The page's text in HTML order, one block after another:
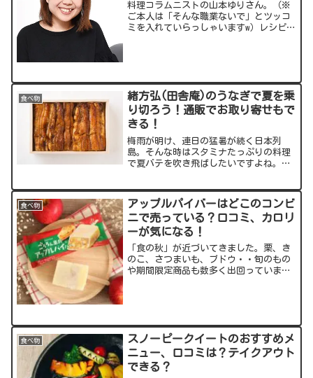
料理コラムニストの山本ゆりさん。（※
ご本人は「そんな職業ないで」とツッコ
ミを入れていらっしゃいますw）レシピを
食べ物
緒方弘(田舎庵)のうなぎで夏を乗
り切ろう！通販でお取り寄せもで
きる！
梅雨が明け、連日の猛暑が続く日本列
島。そんな時はスタミナたっぷりの料理
で夏バテを吹き飛ばしたいですよね。今
なぎの神様”と称えられる田舎庵の店
主、緒方弘さんのうなぎはいかがで...
食べ物
アップルパイバーはどこのコンビ
ニで売っている？口コミ、カロリ
ーが気になる！
「食の秋」が近づいてきました。栗、き
のこ、さつまいも、ブドウ・・旬のもの
や期間限定商品も数多く出回っていま
食べ物
スノーピークイートのおすすめメ
ニュー、口コミは？テイクアウト
できる？